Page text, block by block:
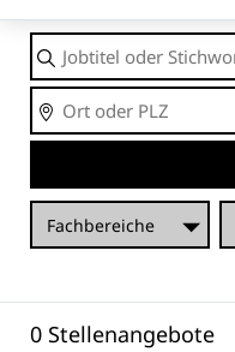
Jobtitel
oder
Stichwort
Ort
Fachbereiche
0 Stellenangebote